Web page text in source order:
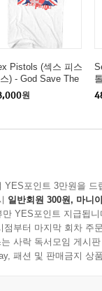
Pistols (섹스 피스
) - God Save The
T-Shirt - Large
원
YES포인트 3만원을 드
일반회원 300원, 마니
YES포인트 지급됩니
부터 마지막 회차 주
사락 독서모임 게시
패션 및 판매금지 상